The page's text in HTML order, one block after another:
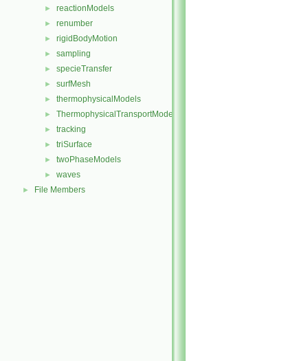
► reactionModels
► renumber
► rigidBodyMotion
► sampling
► specieTransfer
► surfMesh
► thermophysicalModels
► ThermophysicalTransportModels
► tracking
► triSurface
► twoPhaseModels
► waves
► File Members